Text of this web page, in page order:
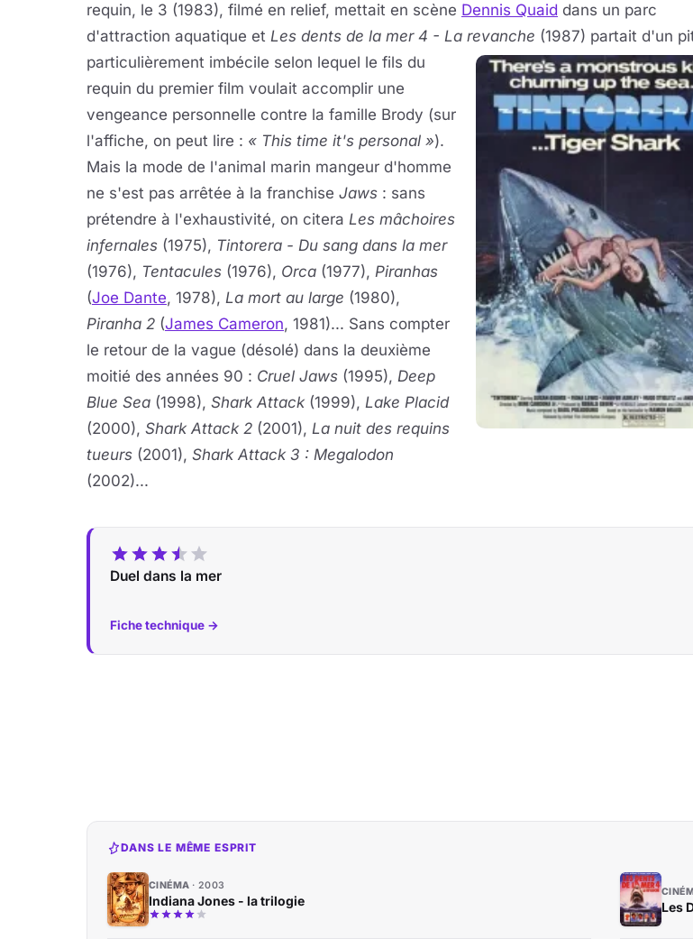
requin, le 3 (1983), filmé en relief, mettait en scène Dennis Quaid dans un parc
d'attraction aquatique et Les dents de la mer 4 - La revanche (1987) partait d'un
particulièrement imbécile selon lequel le fils du
requin du premier film voulait accomplir une
vengeance personnelle contre la famille Brody (sur
l'affiche, on peut lire : « This time it's personal »).
Mais la mode de l'animal marin mangeur d'homme
ne s'est pas arrêtée à la franchise Jaws : sans
prétendre à l'exhaustivité, on citera Les mâchoires
infernales (1975), Tintorera - Du sang dans la mer
(1976), Tentacules (1976), Orca (1977), Piranhas
(Joe Dante, 1978), La mort au large (1980),
Piranha 2 (James Cameron, 1981)... Sans compter
le retour de la vague (désolé) dans la deuxième
moitié des années 90 : Cruel Jaws (1995), Deep
Blue Sea (1998), Shark Attack (1999), Lake Placid
(2000), Shark Attack 2 (2001), La nuit des requins
tueurs (2001), Shark Attack 3 : Megalodon
(2002)...
Duel dans la mer
Fiche technique →
DANS LE MÊME ESPRIT
CINÉMA 2003
Indiana Jones - la trilogie Les